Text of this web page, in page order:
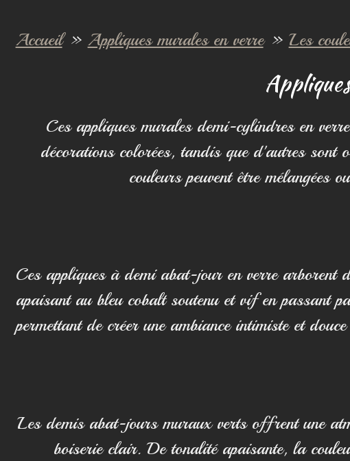
Accueil » Appliques murales en verre » Les
Ces appliques murales demi-cylindres en
décorations colorées, tandis que d'autres sont
couleurs peuvent être
Ces appliques à demi abat-jour en verre arborent
apaisant au bleu cobalt soutenu et vif en passant
permettant de créer une ambiance intimiste et
Les demis abat-jours muraux verts offrent une
boiserie clair. De tonalité apaisante, la